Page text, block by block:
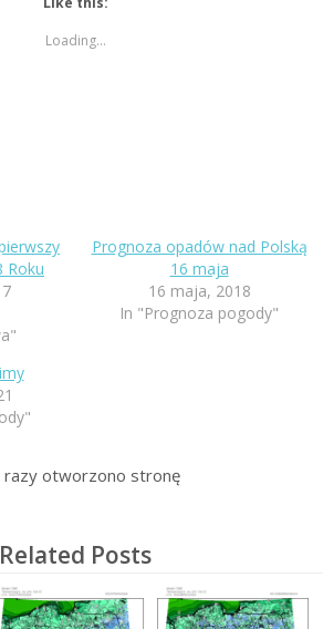
Loading...
Roku
Prognoza opadów nad Polską
16 maja
16 maja, 2018
In "Prognoza pogody"
razy otworzono stronę
Related Posts